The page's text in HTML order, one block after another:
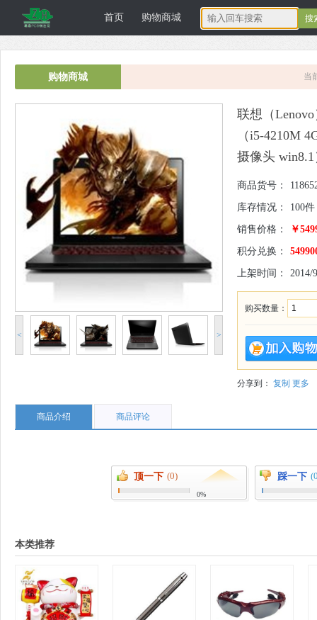
深圳正宏电子
科技有限公司
首页 购物商城
购物商城 当
< >
联想（
（i5-4210M
摄像头
商品货号：
库存情况： 100件
销售价格： ￥
积分兑换：
上架时间： 2014/
购买数量：
分享到： 复制 更多
商品介绍 商品评论
顶一下 (0)
0%
踩一下
本类推荐